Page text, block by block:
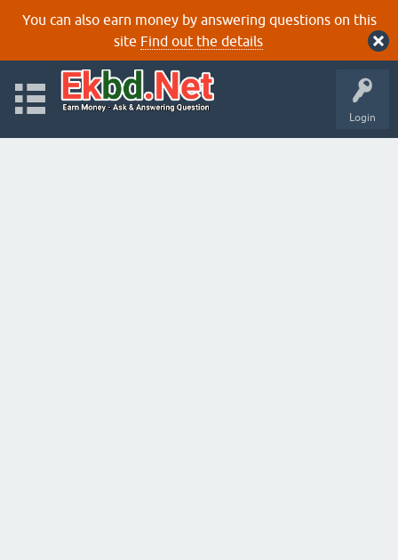
You can also earn money by answering questions on this
site Find out the details
Login